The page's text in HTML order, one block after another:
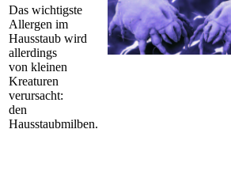
Das wichtigste
Allergen im
Hausstaub wird
allerdings
von kleinen
Kreaturen
verursacht:
den
Hausstaubmilben.